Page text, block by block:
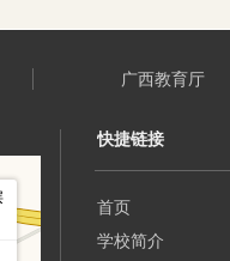
广西教育厅
快捷链接
首页
学校简介